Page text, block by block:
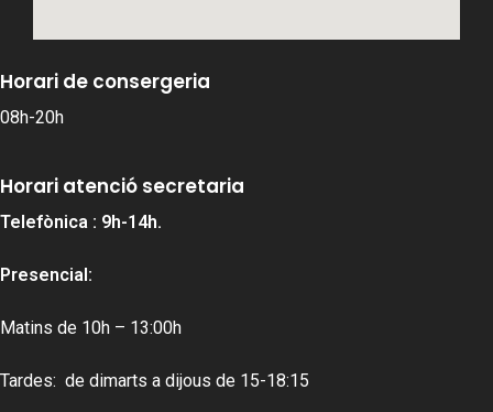
Horari de consergeria
08h-20h
Horari atenció secretaria
Telefònica : 9h-14h.
Presencial:
Matins de 10h – 13:00h
Tardes: de dimarts a dijous de 15-18:15